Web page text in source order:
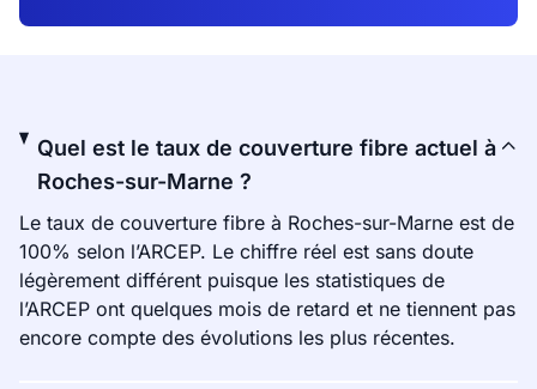
Quel est le taux de couverture fibre actuel à
Roches-sur-Marne ?
Le taux de couverture fibre à Roches-sur-Marne est de
100% selon l’ARCEP. Le chiffre réel est sans doute
légèrement différent puisque les statistiques de
l’ARCEP ont quelques mois de retard et ne tiennent pas
encore compte des évolutions les plus récentes.